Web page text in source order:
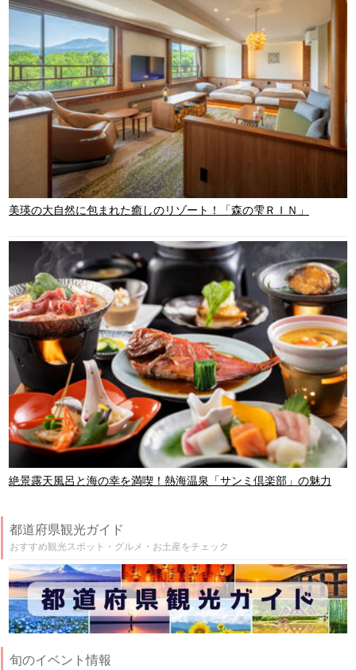
美瑛の大自然に包まれた癒しのリゾート！「森の雫ＲＩＮ」
絶景露天風呂と海の幸を満喫！熱海温泉「サンミ倶楽部」の魅力
都道府県観光ガイド
おすすめ観光スポット・グルメ・お土産をチェック
旬のイベント情報